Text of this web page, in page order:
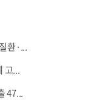
환·...
고...
47...